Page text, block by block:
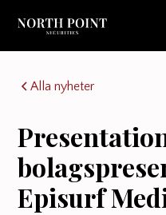
Alla nyheter
Episurf